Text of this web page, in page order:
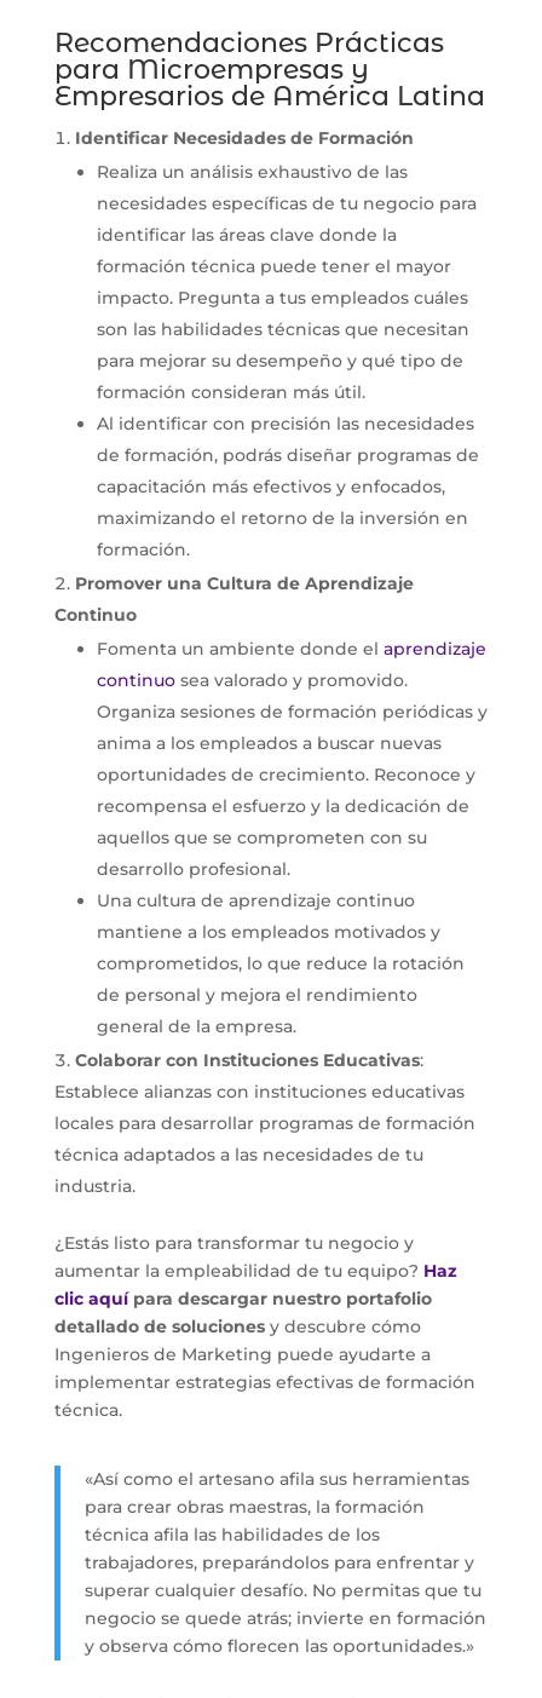
Recomendaciones Prácticas
para Microempresas y
Empresarios de América Latina
Identificar Necesidades de Formación
Realiza un análisis exhaustivo de las
necesidades específicas de tu negocio para
identificar las áreas clave donde la
formación técnica puede tener el mayor
impacto. Pregunta a tus empleados cuáles
son las habilidades técnicas que necesitan
para mejorar su desempeño y qué tipo de
formación consideran más útil.
Al identificar con precisión las necesidades
de formación, podrás diseñar programas de
capacitación más efectivos y enfocados,
maximizando el retorno de la inversión en
formación.
Promover una Cultura de Aprendizaje
Continuo
Fomenta un ambiente donde el aprendizaje
continuosea valorado y promovido.
Organiza sesiones de formación periódicas y
anima a los empleados a buscar nuevas
oportunidades de crecimiento. Reconoce y
recompensa el esfuerzo y la dedicación de
aquellos que se comprometen con su
desarrollo profesional.
Una cultura de aprendizaje continuo
mantiene a los empleados motivados y
comprometidos, lo que reduce la rotación
de personal y mejora el rendimiento
general de la empresa.
Colaborar con Instituciones Educativas:
Establece alianzas con instituciones educativas
locales para desarrollar programas de formación
técnica adaptados a las necesidades de tu
industria.
¿Estás listo para transformar tu negocio y
aumentar la empleabilidad de tu equipo? Haz
clic aquí para descargar nuestro portafolio
detallado de solucionesy descubre cómo
Ingenieros de Marketing puede ayudarte a
implementar estrategias efectivas de formación
técnica.
«Así como el artesano afila sus herramientas
para crear obras maestras, la formación
técnica afila las habilidades de los
trabajadores, preparándolos para enfrentar y
superar cualquier desafío. No permitas que tu
negocio se quede atrás; invierte en formación
y observa cómo florecen las oportunidades.»